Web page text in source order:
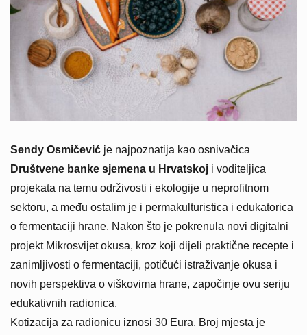
Sendy Osmičević je najpoznatija kao osnivačica
Društvene banke sjemena u Hrvatskoj i voditeljica
projekata na temu održivosti i ekologije u neprofitnom
sektoru, a među ostalim je i permakulturistica i edukatorica
o fermentaciji hrane. Nakon što je pokrenula novi digitalni
projekt Mikrosvijet okusa, kroz koji dijeli praktične recepte i
zanimljivosti o fermentaciji, potičući istraživanje okusa i
novih perspektiva o viškovima hrane, započinje ovu seriju
edukativnih radionica.
Kotizacija za radionicu iznosi 30 Eura. Broj mjesta je